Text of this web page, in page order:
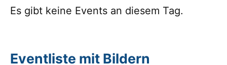
Es gibt keine Events an diesem Tag.
Eventliste mit Bildern